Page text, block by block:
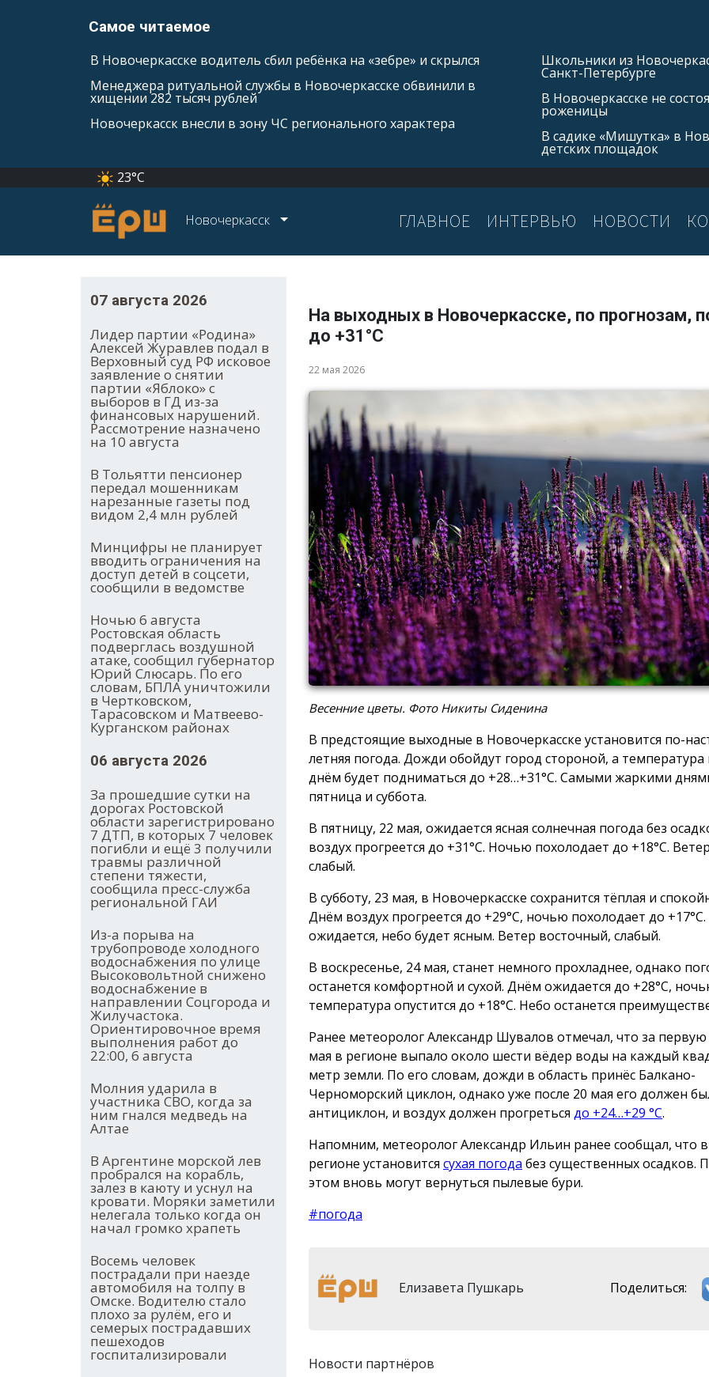
Самое читаемое
В Новочеркасске водитель сбил ребёнка на «зебре» и скрылся
Менеджера ритуальной службы в Новочеркасске обвинили в
хищении 282 тысяч рублей
Новочеркасск внесли в зону ЧС регионального характера
Школьники из
Санкт-Петербурге
В Новочеркасске не
роженицы
В садике «Мишутка» в
детских площадок
23°C
Новочеркасск ГЛАВНОЕ ИНТЕРВЬЮ НОВОСТИ
07 августа 2026
Лидер партии «Родина»
Алексей Журавлев подал в
Верховный суд РФ исковое
заявление о снятии
партии «Яблоко» с
выборов в ГД из-за
финансовых нарушений.
Рассмотрение назначено
на 10 августа
В Тольятти пенсионер
передал мошенникам
нарезанные газеты под
видом 2,4 млн рублей
Минцифры не планирует
вводить ограничения на
доступ детей в соцсети,
сообщили в ведомстве
Ночью 6 августа
Ростовская область
подверглась воздушной
атаке, сообщил губернатор
Юрий Слюсарь. По его
словам, БПЛА уничтожили
в Чертковском,
Тарасовском и Матвеево-
Курганском районах
06 августа 2026
За прошедшие сутки на
дорогах Ростовской
области зарегистрировано
7 ДТП, в которых 7 человек
погибли и ещё 3 получили
травмы различной
степени тяжести,
сообщила пресс-служба
региональной ГАИ
Из-а порыва на
трубопроводе холодного
водоснабжения по улице
Высоковольтной снижено
водоснабжение в
направлении Соцгорода и
Жилучастока.
Ориентировочное время
выполнения работ до
22:00, 6 августа
Молния ударила в
участника СВО, когда за
ним гнался медведь на
Алтае
В Аргентине морской лев
пробрался на корабль,
залез в каюту и уснул на
кровати. Моряки заметили
нелегала только когда он
начал громко храпеть
Восемь человек
пострадали при наезде
автомобиля на толпу в
Омске. Водителю стало
плохо за рулём, его и
семерых пострадавших
пешеходов
госпитализировали
На выходных в Новочеркасске, по прогнозам,
до +31°C
22 мая 2026
Весенние цветы. Фото Никиты Сиденина
В предстоящие выходные в Новочеркасске установится по-
летняя погода. Дожди обойдут город стороной, а температура
днём будет подниматься до +28…+31°C. Самыми жаркими
пятница и суббота.
В пятницу, 22 мая, ожидается ясная солнечная погода без
воздух прогреется до +31°C. Ночью похолодает до +18°C.
слабый.
В субботу, 23 мая, в Новочеркасске сохранится тёплая и
Днём воздух прогреется до +29°C, ночью похолодает до
ожидается, небо будет ясным. Ветер восточный, слабый.
В воскресенье, 24 мая, станет немного прохладнее, однако
останется комфортной и сухой. Днём ожидается до +28°C,
температура опустится до +18°C. Небо останется
Ранее метеоролог Александр Шувалов отмечал, что за
мая в регионе выпало около шести вёдер воды на каждый
метр земли. По его словам, дожди в область принёс Балкано-
Черноморский циклон, однако уже после 20 мая его должен
антициклон, и воздух должен прогреться до +24…+29 °C.
Напомним, метеоролог Александр Ильин ранее сообщал, что
регионе установится сухая погода без существенных осадков.
этом вновь могут вернуться пылевые бури.
#погода
Елизавета Пушкарь Поделиться:
Новости партнёров